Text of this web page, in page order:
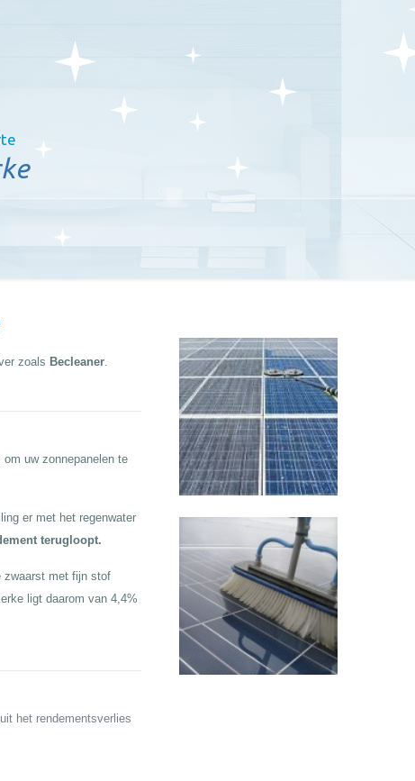
zoals Becleaner.
uw zonnepanelen te
er met het regenwater
terugloopt.
zwaarst met fijn stof
ligt daarom van 4,4%
het rendementsverlies